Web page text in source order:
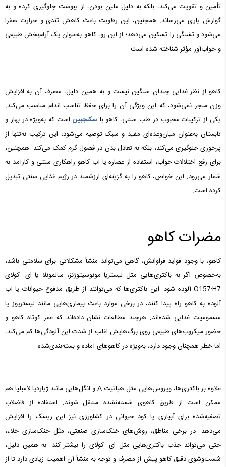
تأمین و تقویت می‌کند، بلکه به دلیل ملین بودن، از یبوست جلوگیری کرده و به
گوارش یاری می‌رساند. همچنین، این رطوبت باعث کاهش تندی و حرارت صفرا
می‌شود و تشنگی را تسکین می‌دهد؛ از این رو، کاهو به‌عنوان یک آرام‌بخش طبیعی
و خواب‌آور مؤثر شناخته شده است.
کاهو از نظر غذایی چندان سنگین نیست و به همین دلیل، مصرف آن به افزایش
وزن منجر نمی‌شود، که این ویژگی آن را برای حفظ تناسب اندام مناسب می‌کند.
یکی از ترکیبات محبوب در طب سنتی، کاهو با سکنجبین است که به‌ویژه در بهار و
تابستان به‌عنوان میان‌وعده‌ای مفید و سبک توصیه می‌شود؛ این ترکیب نه‌تنها از
پرخوری جلوگیری می‌کند، بلکه به تعادل بدن در فصول گرم کمک می‌کند. همچنین،
برای رفع اختلالات خواب، استفاده از عصاره یا آب کاهو راهکاری سنتی و کارآمد به
شمار می‌رود. این خواص، کاهو را به گزینه‌ای ارزشمند در رژیم غذایی سنتی تبدیل
کرده است.
مضرات کاهو
کاهو، با وجود فواید فراوانش، گاهی می‌تواند منشأ مشکلاتی برای سلامتی باشد،
به‌خصوص اگر به باکتری‌هایی مثل لیستریا مونوسیتوژنز، سالمونلا یا ای. کولای
O157:H7 آلوده شود. این باکتری‌ها که می‌توانند از طریق مدفوع حیوانات یا آب
آلوده به کاهو راه پیدا کنند، در برخی موارد باعث بیماری‌هایی مانند لیستریوز یا
مسمومیت غذایی شده‌اند. هرچند مطالعات نشان داده‌اند که عمر کوتاه کاهو و
حضور میکروب‌های طبیعی روی برگ‌هایش اغلب از شدت این آلودگی‌ها کم می‌کند،
اما خطر همچنان وجود دارد، به‌ویژه در کاهوهای آماده و بسته‌بندی‌شده.
علاوه بر باکتری‌ها، ویروس‌هایی مثل هپاتیت A و انگل‌هایی مانند ژیاردیا لامبلیا هم
ممکن است از طریق کاهوی شسته‌نشده منتقل شوند. استفاده از فاضلاب
تصفیه‌شده برای آبیاری یا کود حیوانی در کشاورزی نیز این ریسک را افزایش
می‌دهد. در برخی مناطق، روش‌های خنک‌سازی صنعتی، مثل خنک‌سازی خلاء،
حتی می‌تواند جذب باکتری‌هایی مثل ای. کولای را بیشتر کند. به همین دلیل،
شست‌وشوی دقیق کاهو پیش از مصرف و توجه به منشأ آن اهمیت زیادی دارد تا از